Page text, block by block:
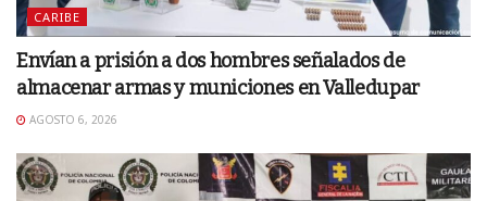
CARIBE
Envían a prisión a dos hombres señalados de
almacenar armas y municiones en Valledupar
AGOSTO 6, 2026